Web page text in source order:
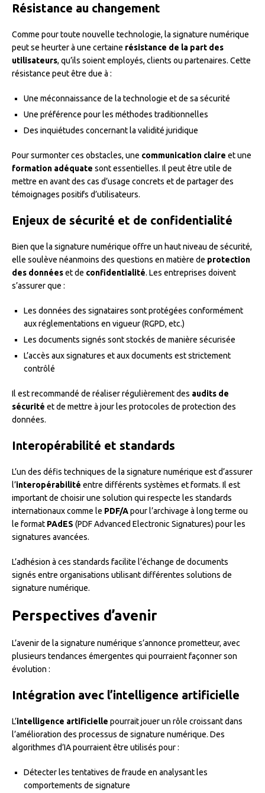
Résistance au changement
Comme pour toute nouvelle technologie, la signature numérique
peut se heurter à une certaine résistance de la part des
utilisateurs, qu’ils soient employés, clients ou partenaires. Cette
résistance peut être due à :
Une méconnaissance de la technologie et de sa sécurité
Une préférence pour les méthodes traditionnelles
Des inquiétudes concernant la validité juridique
Pour surmonter ces obstacles, une communication claire et une
formation adéquate sont essentielles. Il peut être utile de
mettre en avant des cas d’usage concrets et de partager des
témoignages positifs d’utilisateurs.
Enjeux de sécurité et de confidentialité
Bien que la signature numérique offre un haut niveau de sécurité,
elle soulève néanmoins des questions en matière de protection
des donnéeset de confidentialité. Les entreprises doivent
s’assurer que :
Les données des signataires sont protégées conformément
aux réglementations en vigueur (RGPD, etc.)
Les documents signés sont stockés de manière sécurisée
L’accès aux signatures et aux documents est strictement
contrôlé
Il est recommandé de réaliser régulièrement des audits de
sécurité et de mettre à jour les protocoles de protection des
données.
Interopérabilité et standards
L’un des défis techniques de la signature numérique est d’assurer
l’interopérabilité entre différents systèmes et formats. Il est
important de choisir une solution qui respecte les standards
internationaux comme le PDF/Apour l’archivage à long terme ou
le format PAdES (PDF Advanced Electronic Signatures) pour les
signatures avancées.
L’adhésion à ces standards facilite l’échange de documents
signés entre organisations utilisant différentes solutions de
signature numérique.
Perspectives d’avenir
L’avenir de la signature numérique s’annonce prometteur, avec
plusieurs tendances émergentes qui pourraient façonner son
évolution :
Intégration avec l’intelligence artificielle
L’intelligence artificielle pourrait jouer un rôle croissant dans
l’amélioration des processus de signature numérique. Des
algorithmes d’IA pourraient être utilisés pour :
Détecter les tentatives de fraude en analysant les
comportements de signature